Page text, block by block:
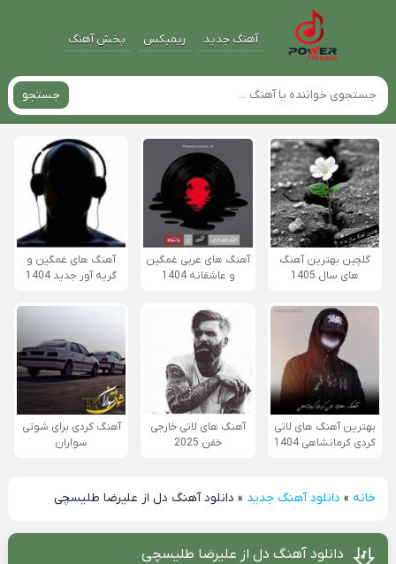
آهنگ جدید ریمیکس پخش آهنگ
جستجو
گلچین بهترین آهنگ
های سال 1405
آهنگ های عربی غمگین
و عاشقانه 1404
آهنگ های غمگین و
گریه آور جدید 1404
بهترین آهنگ های لاتی
کردی کرمانشاهی 1404
آهنگ های لاتی خارجی
خفن 2025
آهنگ کردی برای شوتی
سواران
خانه» دانلود آهنگ جدید » دانلود آهنگ دل از علیرضا طلیسچی
دانلود آهنگ دل از علیرضا طلیسچی